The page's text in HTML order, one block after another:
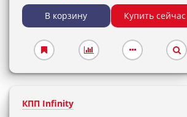
В корзину Купить сейчас
КПП Infinity